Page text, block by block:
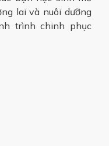
lai và nuôi dưỡng
trình chinh phục